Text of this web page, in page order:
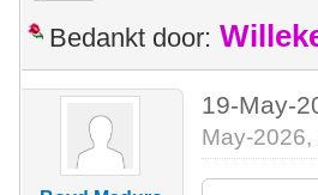
Bedankt door:
19-May-
May-